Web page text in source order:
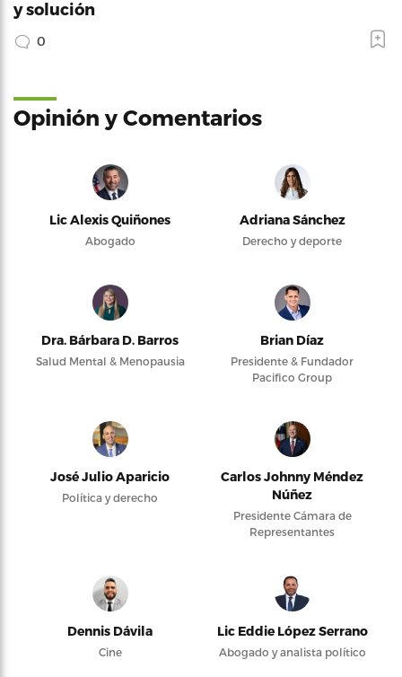
y solución
0
Opinión y Comentarios
Lic Alexis Quiñones
Abogado
Adriana Sánchez
Derecho y deporte
Dra. Bárbara D. Barros
Salud Mental & Menopausia
Brian Díaz
Presidente & Fundador
Pacifico Group
José Julio Aparicio
Política y derecho
Carlos Johnny Méndez
Núñez
Presidente Cámara de
Representantes
Dennis Dávila
Cine
Lic Eddie López Serrano
Abogado y analista político